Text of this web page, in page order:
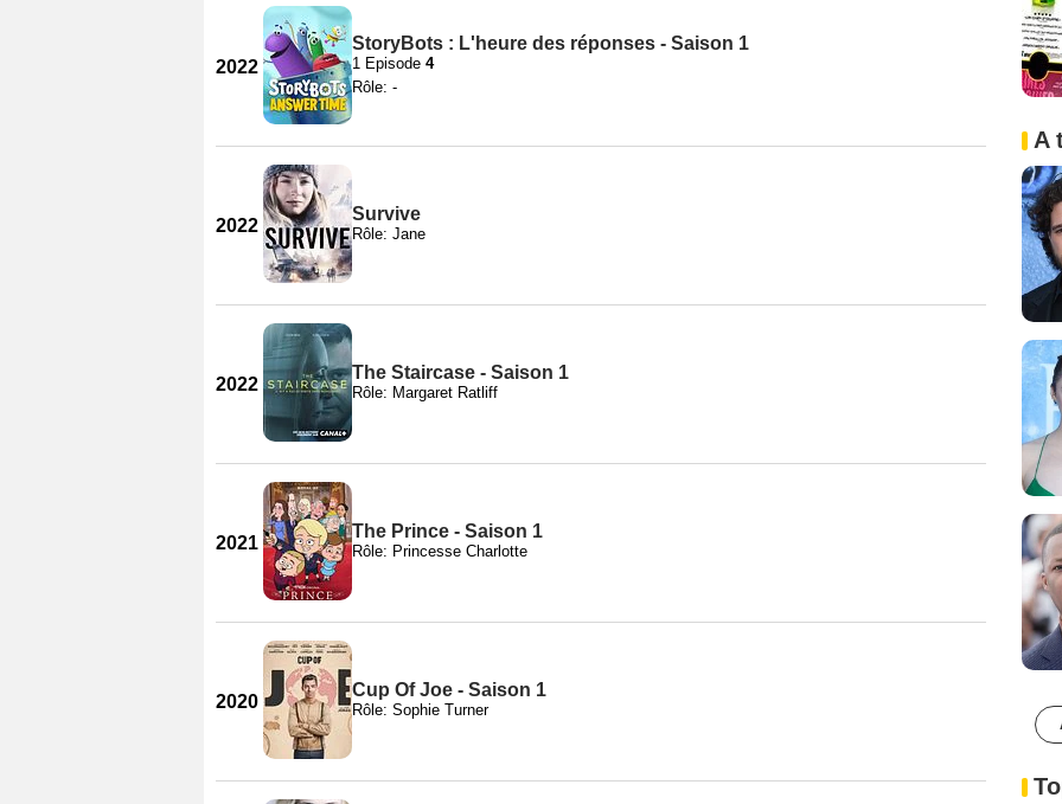
2022
StoryBots : L'heure des réponses - Saison 1
1 Episode 4
Rôle: -
2022
Survive
Rôle: Jane
2022
The Staircase - Saison 1
Rôle: Margaret Ratliff
2021
The Prince - Saison 1
Rôle: Princesse Charlotte
2020
Cup Of Joe - Saison 1
Rôle: Sophie Turner
A